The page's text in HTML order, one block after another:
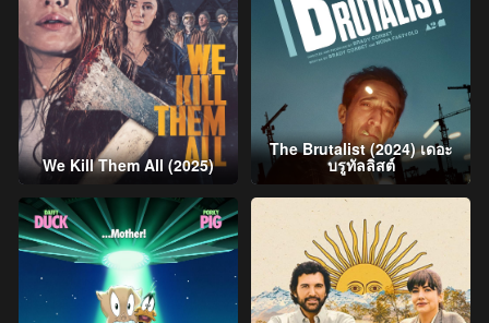
We Kill Them All (2025)
The Brutalist (2024) เดอะ
บรูทัลลิสต์